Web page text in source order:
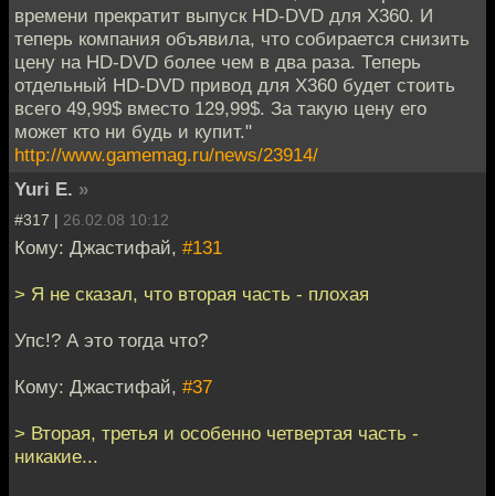
времени прекратит выпуск HD-DVD для X360. И
теперь компания объявила, что собирается снизить
цену на HD-DVD более чем в два раза. Теперь
отдельный HD-DVD привод для X360 будет стоить
всего 49,99$ вместо 129,99$. За такую цену его
может кто ни будь и купит."
http://www.gamemag.ru/news/23914/
Yuri E. »
#317 | 26.02.08 10:12
Кому: Джастифай, #131
> Я не сказал, что вторая часть - плохая
Упс!? А это тогда что?
Кому: Джастифай, #37
> Вторая, третья и особенно четвертая часть -
никакие...